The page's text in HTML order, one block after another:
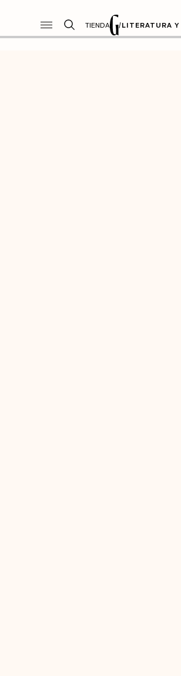
TIENDA /LITERATURA